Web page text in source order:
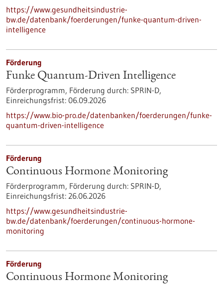
https://www.gesundheitsindustrie-
bw.de/datenbank/foerderungen/funke-quantum-driven-
intelligence
Förderung
Funke Quantum-Driven Intelligence
Förderprogramm, Förderung durch: SPRIN-D,
Einreichungsfrist: 06.09.2026
https://www.bio-pro.de/datenbanken/foerderungen/funke-
quantum-driven-intelligence
Förderung
Continuous Hormone Monitoring
Förderprogramm, Förderung durch: SPRIN-D,
Einreichungsfrist: 26.06.2026
https://www.gesundheitsindustrie-
bw.de/datenbank/foerderungen/continuous-hormone-
monitoring
Förderung
Continuous Hormone Monitoring